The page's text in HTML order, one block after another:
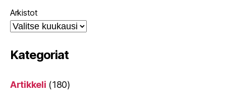
Arkistot
Kategoriat
Artikkeli (180)